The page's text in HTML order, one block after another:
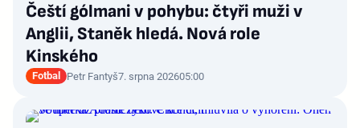
Čeští gólmani v pohybu: čtyři muži v
Anglii, Staněk hledá. Nová role
Kinského
Fotbal Petr Fantyš7. srpna 202605:00